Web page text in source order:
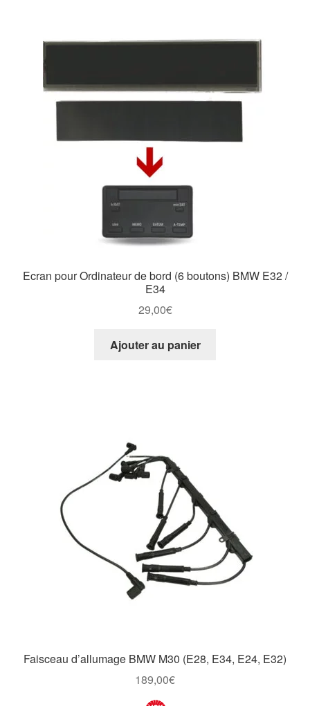
Ecran pour Ordinateur de bord (6 boutons) BMW E32 /
E34
29,00€
Ajouter au panier
Faisceau d’allumage BMW M30 (E28, E34, E24, E32)
189,00€